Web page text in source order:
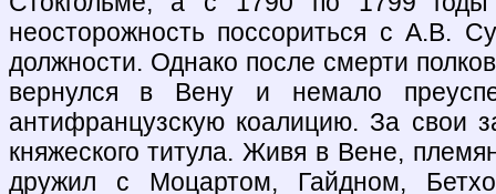
неосторожность поссориться с А.В.
должности. Однако после смерти
вернулся в Вену и немало
антифранцузскую коалицию. За свои
княжеского титула. Живя в Вене,
дружил с Моцартом, Гайдном,